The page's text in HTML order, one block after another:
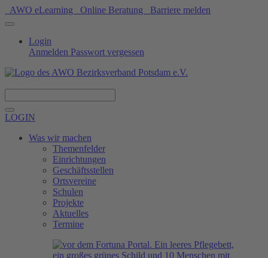
AWO eLearning Online Beratung Barriere melden
Login
Anmelden Passwort vergessen
LOGIN
Was wir machen
Themenfelder
Einrichtungen
Geschäftsstellen
Ortsvereine
Schulen
Projekte
Aktuelles
Termine